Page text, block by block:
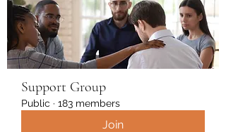
Support Group
Public · 183 members
Join